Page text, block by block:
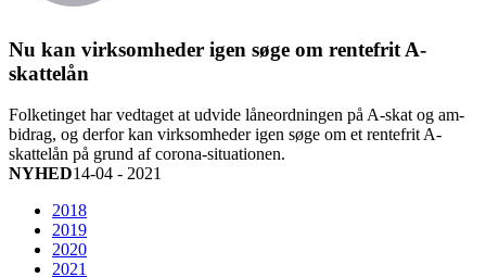
Nu kan virksomheder igen søge om rentefrit A-
skattelån
Folketinget har vedtaget at udvide låneordningen på A-skat og am-
bidrag, og derfor kan virksomheder igen søge om et rentefrit A-
skattelån på grund af corona-situationen.
NYHED14-04 - 2021
2018
2019
2020
2021